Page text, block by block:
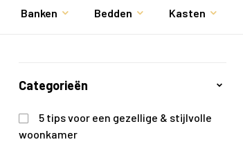
Banken Bedden Kasten
Categorieën
5 tips voor een gezellige & stijlvolle
woonkamer